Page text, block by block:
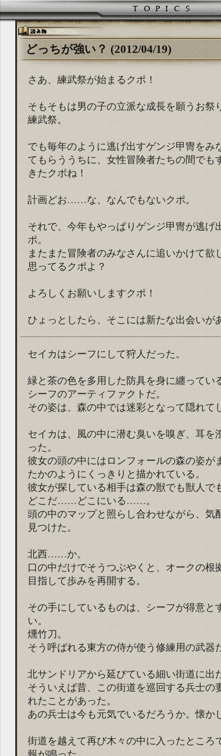
どっちが強い？ (2012/04/19)
さあ、練武祭が始まるクポ！
そもそもは男の子の立派な成長を願うお祭
練武祭。
でも毎年のように逃げ出すゲンジ甲冑をみ
てもらううちに、女性冒険者たちの間でも
きたクポね！
計画どお……な、なんでもないクポ。
それで、今年もやっぱりゲンジ甲冑が逃げ
ポ。
またまた冒険者のみなさんに追いかけて
思ってるクポよ？
よろしくお願いしますクポ！
ひょっとしたら、そこには新たな出会いが
セイカはシーフにして狩人だった。
緑と茶の色を多用した防具を身に纏ってい
シーフのアーティファクトだ。
その姿は、森の中では迷彩となって隠れて
セイカは、風の中に潜む臭いを嗅ぎ、耳を
った。
彼女の頭の中にはロンフォールの森の姿が
たかのようにくっきりと描かれている。
彼女が探している相手は森の獣でも獣人
どこだ……どこにいる……。
頭の中のマップと照らし合わせながら、気
見つけた。
北西……か。
口の中だけでそうつぶやくと、オークの根
目指して歩みを再開する。
その手にしているものは、シーフが得意と
い。
燻竹刀。
そう呼ばれる東方の侍が使う修練用の武器
北サンドリアから延びている細い街道に出
そういえば昔、この街道を巡回する兵士の
れたことがあった。
あの兵士は今も元気でいるだろうか。懐か
街道を越えて再び木々の中に入ったところ